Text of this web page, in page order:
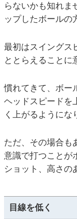
らないかも知れま
ップしたボールの
最初はスイングス
ととらえることに
慣れてきて、ボー
ヘッドスピードを
く上がるようにな
ただ、その場合も
意識で打つことが
ショット、高さの
目線を低く